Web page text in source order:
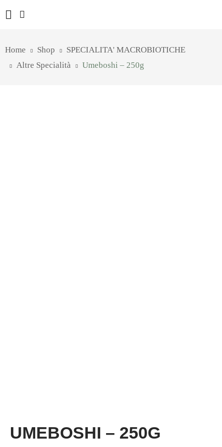
Home Shop
SPECIALITA' MACROBIOTICHE
Altre Specialità
Umeboshi – 250g
UMEBOSHI – 250G